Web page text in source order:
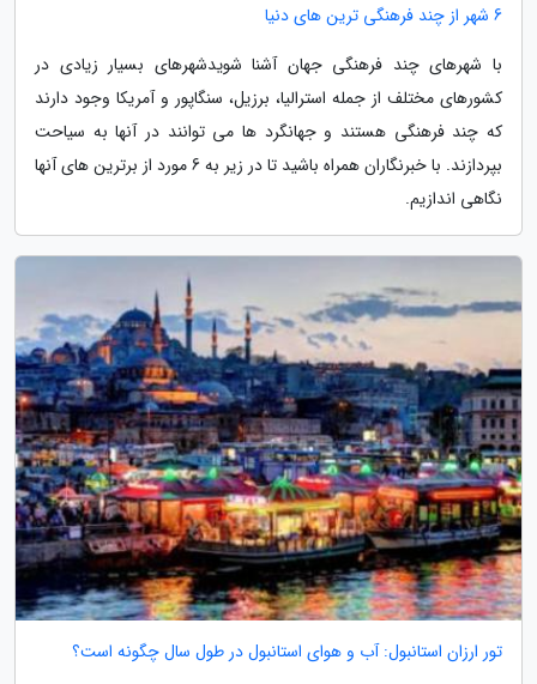
6 شهر از چند فرهنگی ترین های دنیا
با شهرهای چند فرهنگی جهان آشنا شویدشهرهای بسیار زیادی در
کشورهای مختلف از جمله استرالیا، برزیل، سنگاپور و آمریکا وجود دارند
که چند فرهنگی هستند و جهانگرد ها می توانند در آنها به سیاحت
بپردازند. با خبرنگاران همراه باشید تا در زیر به 6 مورد از برترین های آنها
نگاهی اندازیم.
تور ارزان استانبول: آب و هوای استانبول در طول سال چگونه است؟